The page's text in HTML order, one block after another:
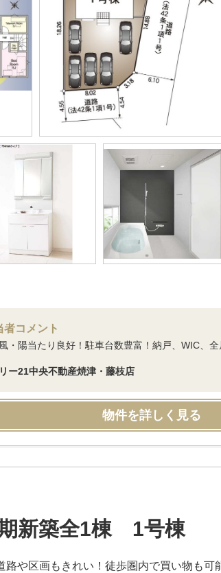
者コメント
・陽当たり良好！駐車台数豊富！納戸、WIC、
ー21中央不動産焼津・藤枝店
物件を詳しく見る
新築全1棟 1号棟
路や区画もきれい！徒歩圏内で買い物も